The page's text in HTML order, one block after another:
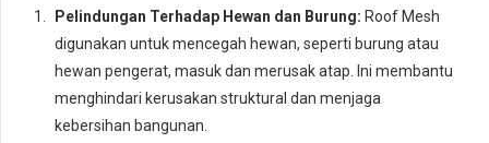
Pelindungan Terhadap Hewan dan Burung: Roof Mesh
digunakan untuk mencegah hewan, seperti burung atau
hewan pengerat, masuk dan merusak atap. Ini membantu
menghindari kerusakan struktural dan menjaga
kebersihan bangunan.